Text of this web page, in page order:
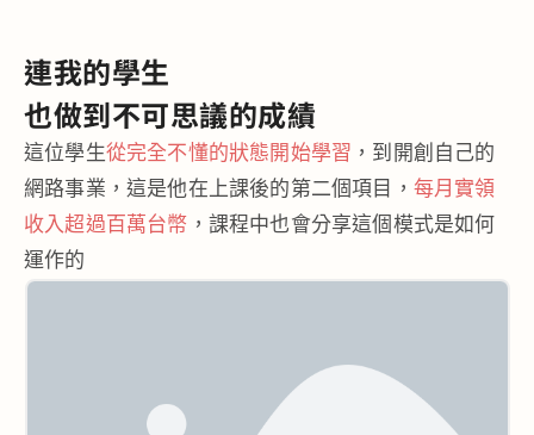
連我的學生
也做到不可思議的成績
這位學生從完全不懂的狀態開始學習 ，到開創自己的
網路事業，這是他在上課後的第二個項目， 每月實領
收入超過百萬台幣 ，課程中也會分享這個模式是如何
運作的